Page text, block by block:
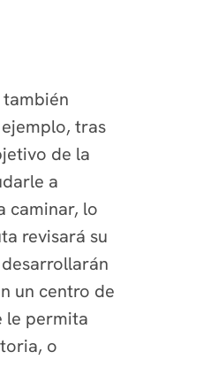
tras
de la
a
caminar, lo
revisará su
un centro de
le permita
o